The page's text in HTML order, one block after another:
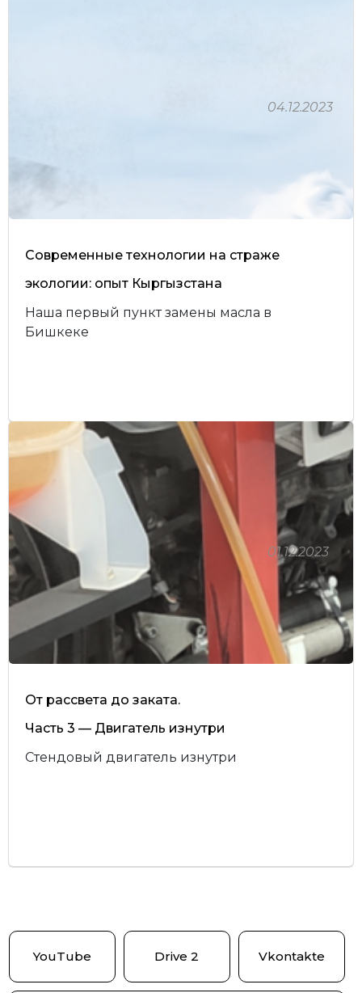
Современные технологии на страже
экологии: опыт Кыргызстана
Наша первый пункт замены масла в
Бишкеке
04.12.2023
От рассвета до заката.
Часть 3 — Двигатель изнутри
Стендовый двигатель изнутри
01.12.2023
YouTube Drive 2 Vkontakte